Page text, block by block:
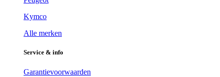
Kymco
Alle merken
Service & info
Garantievoorwaarden